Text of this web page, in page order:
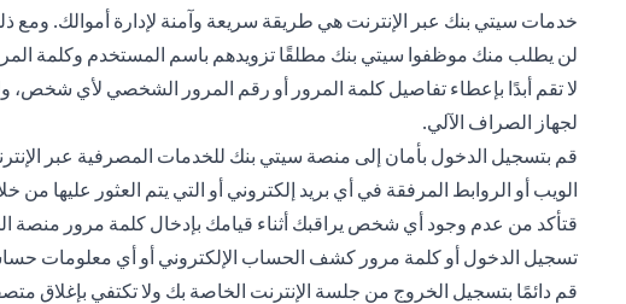
خدمات سيتي بنك عبر الإنترنت هي طريقة سريعة وآمنة لإدارة أموالك. ومع
لن يطلب منك موظفوا سيتي بنك مطلقًا تزويدهم باسم المستخدم وكلمة
لا تقم أبدًا بإعطاء تفاصيل كلمة المرور أو رقم المرور الشخصي لأي
لجهاز الصراف الآلي.
قم بتسجيل الدخول بأمان إلى منصة سيتي بنك للخدمات المصرفية عبر
الويب أو الروابط المرفقة في أي بريد إلكتروني أو التي يتم العثور
قتأكد من عدم وجود أي شخص يراقبك أثناء قيامك بإدخال كلمة مرور منصة
تسجيل الدخول أو كلمة مرور كشف الحساب الإلكتروني أو أي معلومات
قم دائمًا بتسجيل الخروج من جلسة الإنترنت الخاصة بك ولا تكتفي